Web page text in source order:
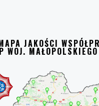
JAKOŚCI
WOJ. MAŁOPOLSKIEGO